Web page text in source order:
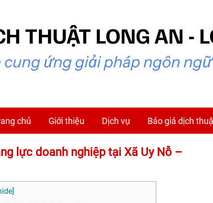
chủ Giới thiệu Dịch vụ Báo giá dịch
lực doanh nghiệp tại Xã Uy Nỗ –
]